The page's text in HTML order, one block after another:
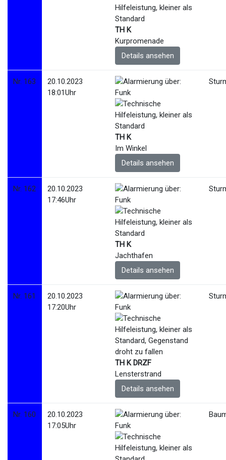
TH K
Kurpromenade
Details ansehen
Nr. 163
20.10.2023
18:01Uhr
TH K
Im Winkel
Details ansehen
Nr. 162
20.10.2023
17:46Uhr
TH K
Jachthafen
Details ansehen
Nr. 161
20.10.2023
17:20Uhr
TH K DRZF
Lensterstrand
Details ansehen
Nr. 160
20.10.2023
17:05Uhr